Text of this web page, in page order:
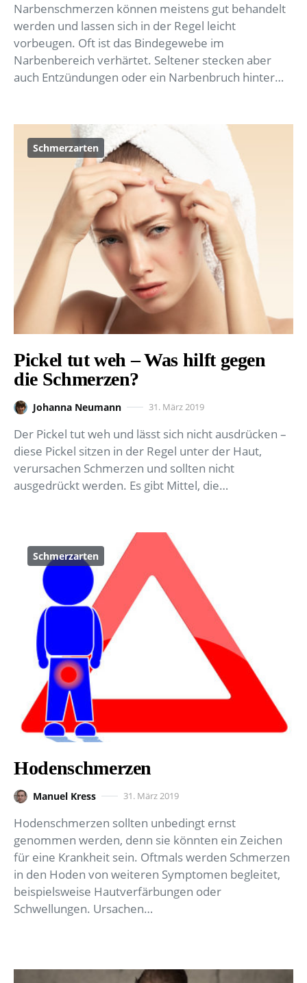
Narbenschmerzen können meistens gut behandelt
werden und lassen sich in der Regel leicht
vorbeugen. Oft ist das Bindegewebe im
Narbenbereich verhärtet. Seltener stecken aber
auch Entzündungen oder ein Narbenbruch hinter…
Schmerzarten
Pickel tut weh – Was hilft gegen
die Schmerzen?
Johanna Neumann 31. März 2019
Der Pickel tut weh und lässt sich nicht ausdrücken –
diese Pickel sitzen in der Regel unter der Haut,
verursachen Schmerzen und sollten nicht
ausgedrückt werden. Es gibt Mittel, die…
Schmerzarten
Hodenschmerzen
Manuel Kress 31. März 2019
Hodenschmerzen sollten unbedingt ernst
genommen werden, denn sie könnten ein Zeichen
für eine Krankheit sein. Oftmals werden Schmerzen
in den Hoden von weiteren Symptomen begleitet,
beispielsweise Hautverfärbungen oder
Schwellungen. Ursachen…